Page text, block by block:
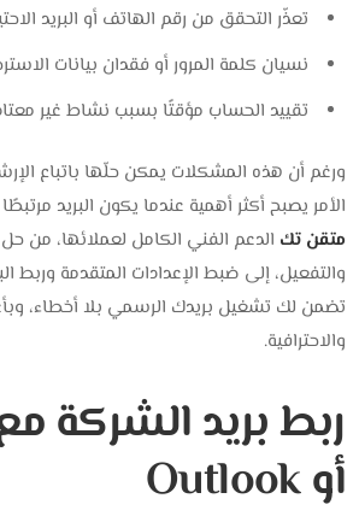
تعذّر التحقق من رقم الهاتف أو البريد
نسيان كلمة المرور أو فقدان بيانات
تقييد الحساب مؤقتًا بسبب نشاط غير
ورغم أن هذه المشكلات يمكن حلّها باتباع
الأمر يصبح أكثر أهمية عندما يكون البريد
متقن تك الدعم الفني الكامل لعملائها، من
والتفعيل، إلى ضبط الإعدادات المتقدمة وربط
تضمن لك تشغيل بريدك الرسمي بلا أخطاء،
والاحترافية.
أو Outlook